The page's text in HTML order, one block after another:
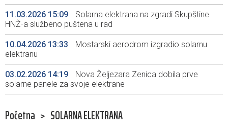
11.03.2026 15:09
Solarna elektrana na zgradi Skupštine
HNŽ-a službeno puštena u rad
10.04.2026 13:33
Mostarski aerodrom izgradio solarnu
elektranu
03.02.2026 14:19
Nova Željezara Zenica dobila prve
solarne panele za svoje elektrane
Početna > SOLARNA ELEKTRANA